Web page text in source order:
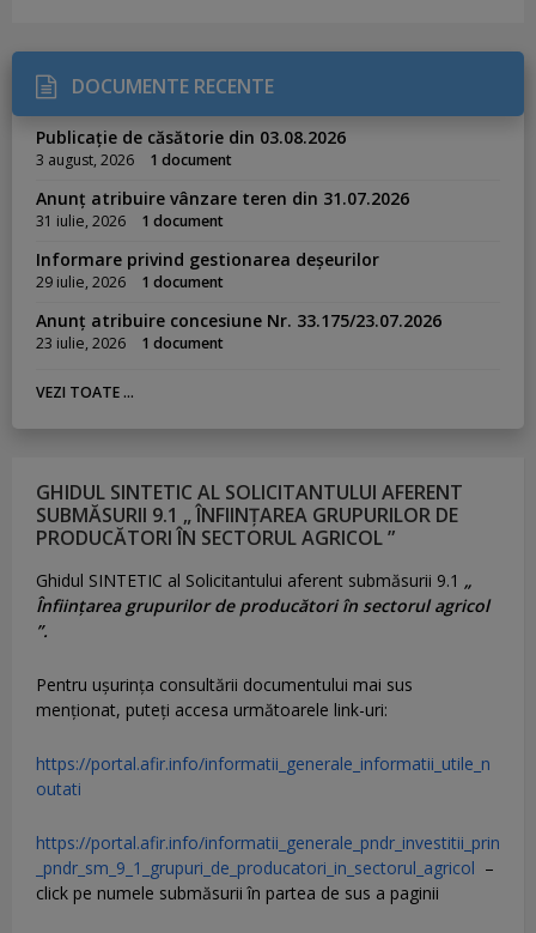
DOCUMENTE RECENTE
Publicație de căsătorie din 03.08.2026
3 august, 2026 1 document
Anunț atribuire vânzare teren din 31.07.2026
31 iulie, 2026 1 document
Informare privind gestionarea deșeurilor
29 iulie, 2026 1 document
Anunț atribuire concesiune Nr. 33.175/23.07.2026
23 iulie, 2026 1 document
VEZI TOATE ...
GHIDUL SINTETIC AL SOLICITANTULUI AFERENT
SUBMĂSURII 9.1 „ ÎNFIINȚAREA GRUPURILOR DE
PRODUCĂTORI ÎN SECTORUL AGRICOL ”
Ghidul SINTETIC al Solicitantului aferent submăsurii 9.1 „
Înființarea grupurilor de producători în sectorul agricol
”.
Pentru uşurinţa consultării documentului mai sus
menţionat, puteţi accesa următoarele link-uri:
https://portal.afir.info/informatii_generale_informatii_utile_n
outati
https://portal.afir.info/informatii_generale_pndr_investitii_prin
_pndr_sm_9_1_grupuri_de_producatori_in_sectorul_agricol –
click pe numele submăsurii în partea de sus a paginii